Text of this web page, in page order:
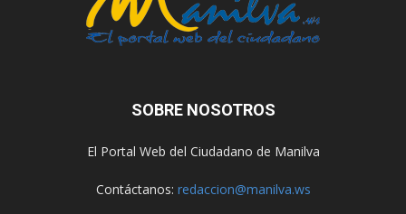
SOBRE NOSOTROS
El Portal Web del Ciudadano de Manilva
Contáctanos: redaccion@manilva.ws